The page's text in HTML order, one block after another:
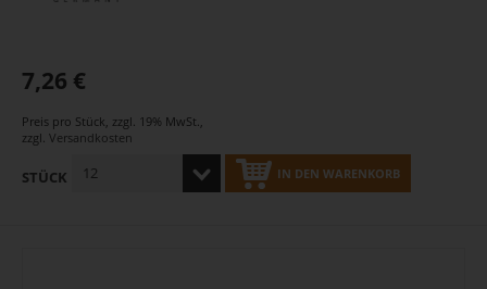
7,26 €
Preis pro Stück zzgl. 19% MwSt.
zzgl. Versandkosten
STÜCK IN DEN WARENKORB